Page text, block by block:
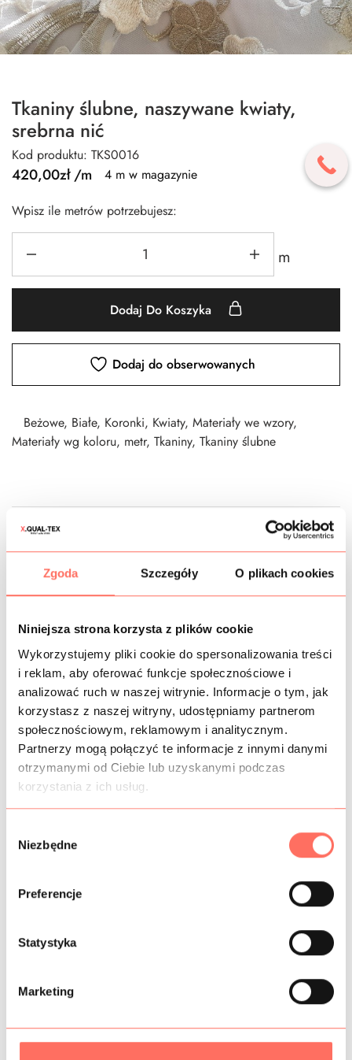
Zgoda Szczegóły O plikach cookies
Niniejsza strona korzysta z plików cookie
Wykorzystujemy pliki cookie do spersonalizowania treści
i reklam, aby oferować funkcje społecznościowe i
analizować ruch w naszej witrynie. Informacje o tym, jak
korzystasz z naszej witryny, udostępniamy partnerom
społecznościowym, reklamowym i analitycznym.
Partnerzy mogą połączyć te informacje z innymi danymi
otrzymanymi od Ciebie lub uzyskanymi podczas
korzystania z ich usług.
Niezbędne
Preferencje
Statystyka
Marketing
Tkaniny ślubne, naszywane kwiaty,
srebrna nić
Kod produktu: TKS0016
420,00zł/m
4 m w magazynie
Wpisz ile metrów potrzebujesz:
m
Dodaj Do Koszyka
Dodaj do obserwowanych
Beżowe, Białe, Koronki, Kwiaty, Materiały we wzory,
Materiały wg koloru, metr, Tkaniny, Tkaniny ślubne
CZAS DOSTAWY
KOSZTY WYSYŁKI
INFORMACJE DODATKOWE
SKŁAD
PRÓBKI TKANIN